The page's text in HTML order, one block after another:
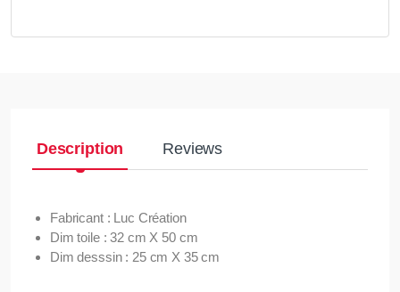
Description Reviews
Fabricant : Luc Création
Dim toile : 32 cm X 50 cm
Dim desssin : 25 cm X 35 cm